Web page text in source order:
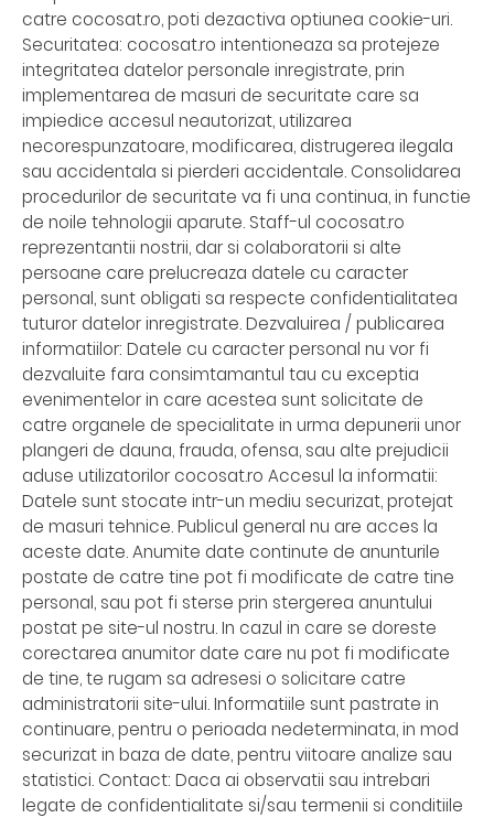
catre cocosat.ro, poti dezactiva optiunea cookie-uri.
Securitatea: cocosat.ro intentioneaza sa protejeze
integritatea datelor personale inregistrate, prin
implementarea de masuri de securitate care sa
impiedice accesul neautorizat, utilizarea
necorespunzatoare, modificarea, distrugerea ilegala
sau accidentala si pierderi accidentale. Consolidarea
procedurilor de securitate va fi una continua, in functie
de noile tehnologii aparute. Staff-ul cocosat.ro
reprezentantii nostrii, dar si colaboratorii si alte
persoane care prelucreaza datele cu caracter
personal, sunt obligati sa respecte confidentialitatea
tuturor datelor inregistrate. Dezvaluirea / publicarea
informatiilor: Datele cu caracter personal nu vor fi
dezvaluite fara consimtamantul tau cu exceptia
evenimentelor in care acestea sunt solicitate de
catre organele de specialitate in urma depunerii unor
plangeri de dauna, frauda, ofensa, sau alte prejudicii
aduse utilizatorilor cocosat.ro Accesul la informatii:
Datele sunt stocate intr-un mediu securizat, protejat
de masuri tehnice. Publicul general nu are acces la
aceste date. Anumite date continute de anunturile
postate de catre tine pot fi modificate de catre tine
personal, sau pot fi sterse prin stergerea anuntului
postat pe site-ul nostru. In cazul in care se doreste
corectarea anumitor date care nu pot fi modificate
de tine, te rugam sa adresesi o solicitare catre
administratorii site-ului. Informatiile sunt pastrate in
continuare, pentru o perioada nedeterminata, in mod
securizat in baza de date, pentru viitoare analize sau
statistici. Contact: Daca ai observatii sau intrebari
legate de confidentialitate si/sau termenii si conditiile